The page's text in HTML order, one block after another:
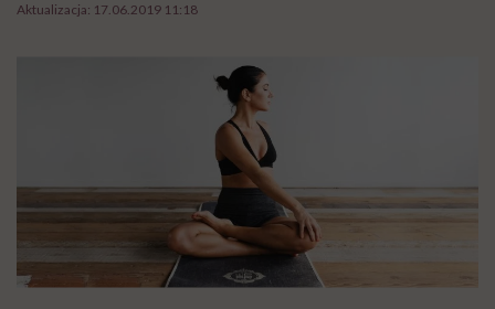
Aktualizacja: 17.06.2019 11:18